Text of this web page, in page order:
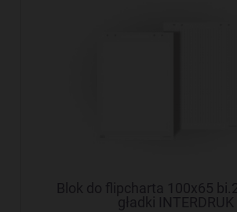
Blok do flipcharta 100x65
gładki INTERDRUK